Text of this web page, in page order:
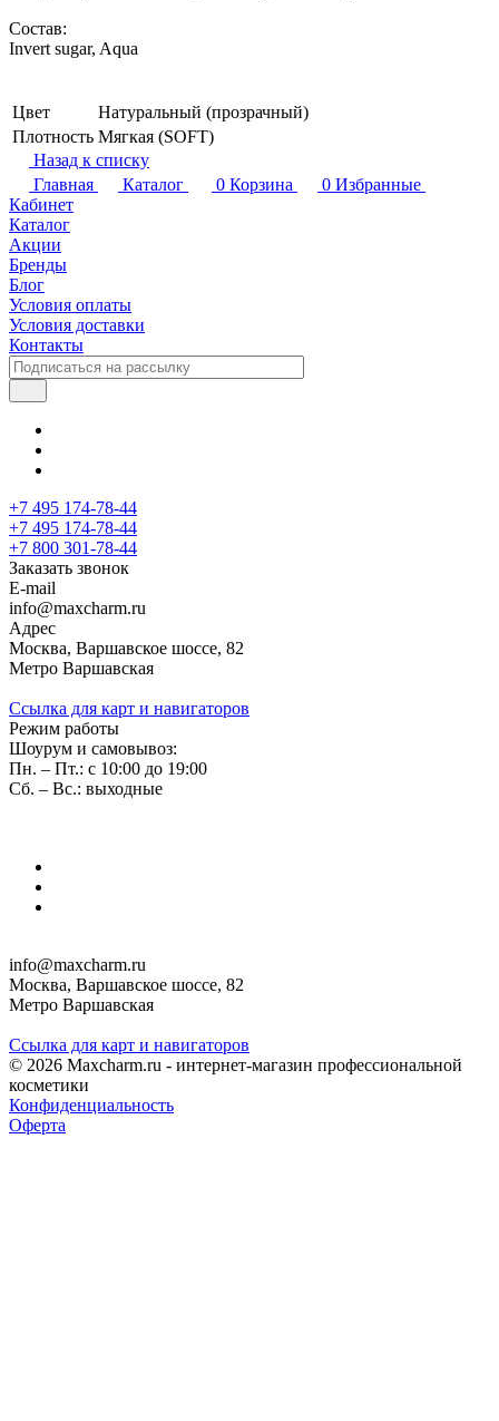
Состав:
Invert sugar, Aqua
Цвет
Натуральный (прозрачный)
Плотность Мягкая (SOFT)
Назад к списку
Главная
Каталог 0 Корзина 0 Избранные
Кабинет
Каталог
Акции
Бренды
Блог
Условия оплаты
Условия доставки
Контакты
+7 495 174-78-44
+7 495 174-78-44
+7 800 301-78-44
Заказать звонок
E-mail
info@maxcharm.ru
Адрес
Москва, Варшавское шоссе, 82
Метро Варшавская
Ссылка для карт и навигаторов
Режим работы
Шоурум и самовывоз:
Пн. – Пт.: с 10:00 до 19:00
Сб. – Вс.: выходные
info@maxcharm.ru
Москва, Варшавское шоссе, 82
Метро Варшавская
Ссылка для карт и навигаторов
© 2026 Maxcharm.ru - интернет-магазин профессиональной
косметики
Конфиденциальность
Оферта